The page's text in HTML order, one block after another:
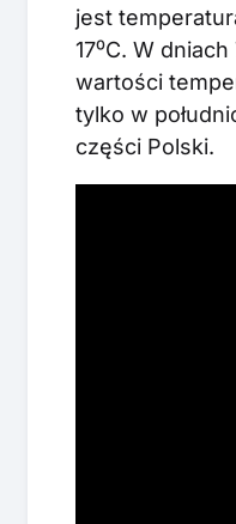
jest
17⁰C. W
wartości
tylko w
części Polski.